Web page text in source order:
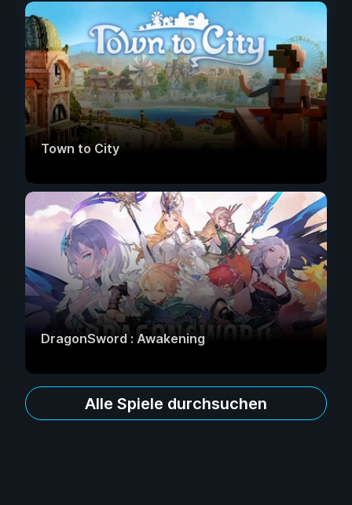
Town to City
DragonSword : Awakening
Alle Spiele durchsuchen